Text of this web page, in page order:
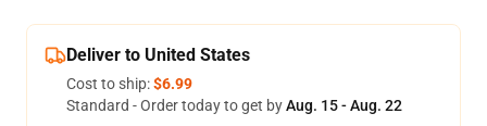
Deliver to United States
Cost to ship:$6.99
Standard - Order today to get byAug. 15 - Aug. 22